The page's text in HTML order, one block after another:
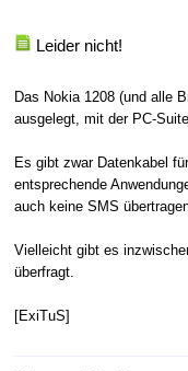
Leider nicht!
Das Nokia 1208 (und alle
ausgelegt, mit der PC-
Es gibt zwar Datenkabel
entsprechende
auch keine SMS
Vielleicht gibt es
überfragt.
[ExiTuS]